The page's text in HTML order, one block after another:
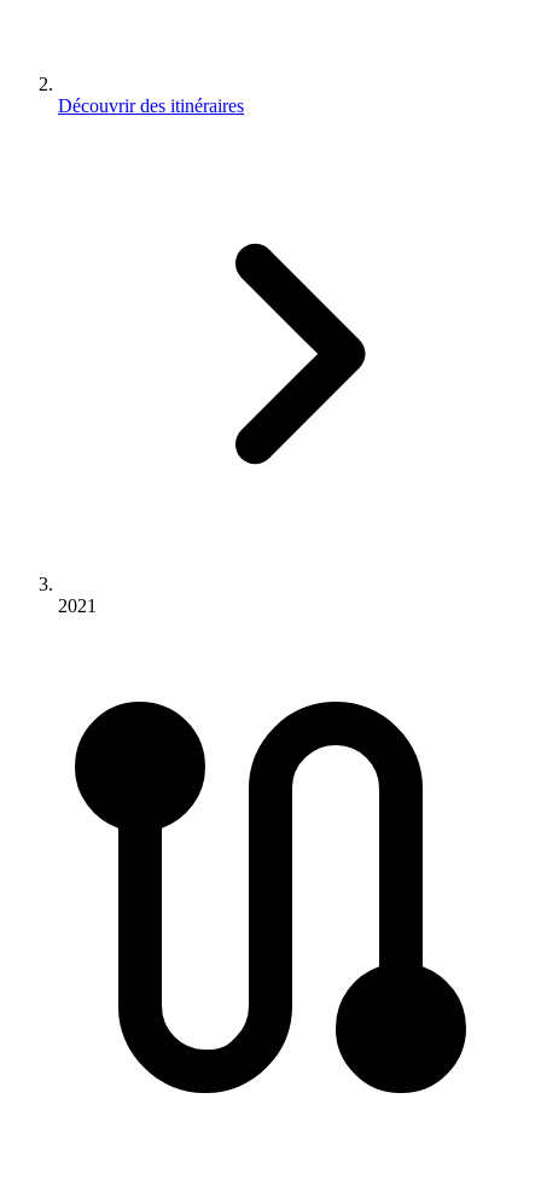
Découvrir des itinéraires
2021